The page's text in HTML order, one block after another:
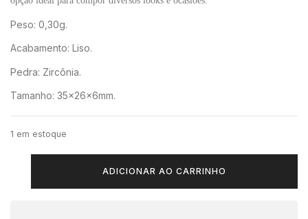
Peso: 0,30g.
Acabamento: Liso.
Pedra: Zircônia.
Tamanho: 35x26x6mm.
1 em estoque
ADICIONAR AO CARRINHO